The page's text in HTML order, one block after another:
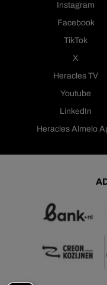
Instagram
Facebook
TikTok
X
Heracles TV
Youtube
LinkedIn
Heracles Almelo